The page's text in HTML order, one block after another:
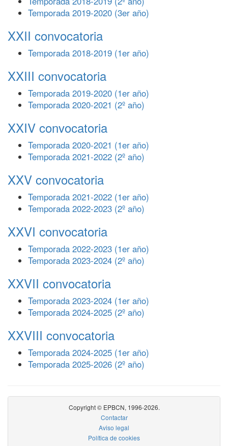
Temporada 2019-2020 (3er año)
XXII convocatoria
Temporada 2018-2019 (1er año)
XXIII convocatoria
Temporada 2019-2020 (1er año)
Temporada 2020-2021 (2º año)
XXIV convocatoria
Temporada 2020-2021 (1er año)
Temporada 2021-2022 (2º año)
XXV convocatoria
Temporada 2021-2022 (1er año)
Temporada 2022-2023 (2º año)
XXVI convocatoria
Temporada 2022-2023 (1er año)
Temporada 2023-2024 (2º año)
XXVII convocatoria
Temporada 2023-2024 (1er año)
Temporada 2024-2025 (2º año)
XXVIII convocatoria
Temporada 2024-2025 (1er año)
Temporada 2025-2026 (2º año)
Copyright © EPBCN, 1996-2026.
Contactar
Aviso legal
Política de cookies